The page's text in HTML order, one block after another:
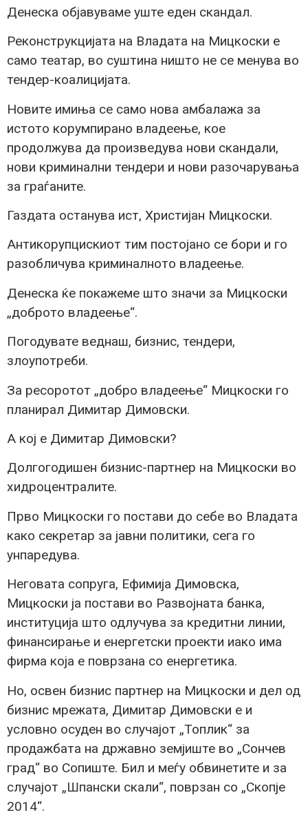
Денеска објавуваме уште еден скандал.
Реконструкцијата на Владата на Мицкоски е
само театар, во суштина ништо не се менува во
тендер-коалицијата.
Новите имиња се само нова амбалажа за
истото корумпирано владеење, кое
продолжува да произведува нови скандали,
нови криминални тендери и нови разочарувања
за граѓаните.
Газдата останува ист, Христијан Мицкоски.
Антикорупцискиот тим постојано се бори и го
разобличува криминалното владеење.
Денеска ќе покажеме што значи за Мицкоски
„доброто владеење“.
Погодувате веднаш, бизнис, тендери,
злоупотреби.
За ресоротот „добро владеење“ Мицкоски го
планирал Димитар Димовски.
А кој е Димитар Димовски?
Долгогодишен бизнис-партнер на Мицкоски во
хидроцентралите.
Прво Мицкоски го постави до себе во Владата
како секретар за јавни политики, сега го
унпаредува.
Неговата сопруга, Ефимија Димовска,
Мицкоски ја постави во Развојната банка,
институција што одлучува за кредитни линии,
финансирање и енергетски проекти иако има
фирма која е поврзана со енергетика.
Но, освен бизнис партнер на Мицкоски и дел од
бизнис мрежата, Димитар Димовски е и
условно осуден во случајот „Топлик“ за
продажбата на државно земјиште во „Сончев
град“ во Сопиште. Бил и меѓу обвинетите и за
случајот „Шпански скали“, поврзан со „Скопје
2014“.